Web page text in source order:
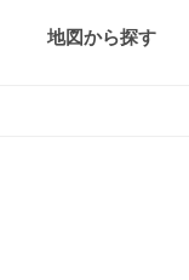
地図から探す